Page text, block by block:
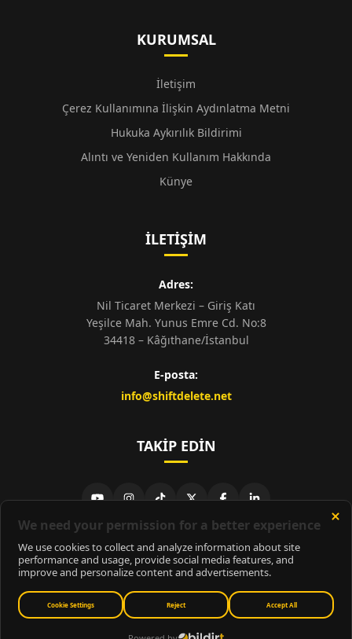
KURUMSAL
İletişim
Çerez Kullanımına İlişkin Aydınlatma Metni
Hukuka Aykırılık Bildirimi
Alıntı ve Yeniden Kullanım Hakkında
Künye
İLETIŞIM
Adres:
Nil Ticaret Merkezi – Giriş Katı
Yeşilce Mah. Yunus Emre Cd. No:8
34418 – Kâğıthane/İstanbul
E-posta:
info@shiftdelete.net
TAKIP EDIN
© 2026ShiftDelete.Net- Tüm hakları saklıdır.
ShiftDelete.Net, İnternet Medyası ve Bilişim Muhabirleri Derneği
üyesidir.